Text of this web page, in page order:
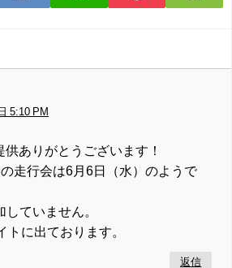
5:10 PM
ありがとうございます！
走行会は6月6日（水）のようで
ていません。
に出ております。
返信